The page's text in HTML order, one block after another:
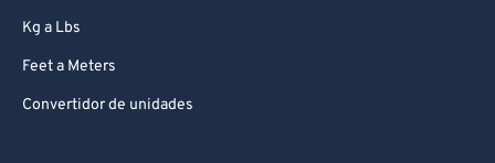
Kg a Lbs
Feet a Meters
Convertidor de unidades